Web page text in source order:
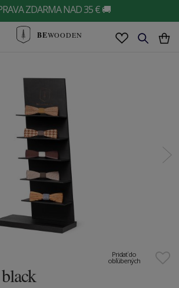
ZDARMA NAD 35 € 🚚
BEWOODEN
Pridať do
obľúbených